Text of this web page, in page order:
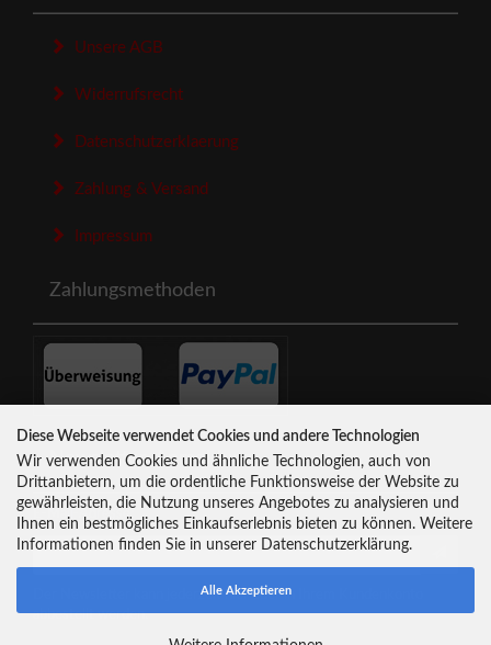
Unsere AGB
Widerrufsrecht
Datenschutzerklaerung
Zahlung & Versand
Impressum
Zahlungsmethoden
Newsletter-Anmeldung
E-Mail-Adresse:
Der Newsletter kann jederzeit hier oder in Ihrem Kundenkonto
abbestellt werden.
Diese Webseite verwendet Cookies und andere Technologien
Wir verwenden Cookies und ähnliche Technologien, auch von
Drittanbietern, um die ordentliche Funktionsweise der Website zu
gewährleisten, die Nutzung unseres Angebotes zu analysieren und
Ihnen ein bestmögliches Einkaufserlebnis bieten zu können. Weitere
Informationen finden Sie in unserer Datenschutzerklärung.
Alle Akzeptieren